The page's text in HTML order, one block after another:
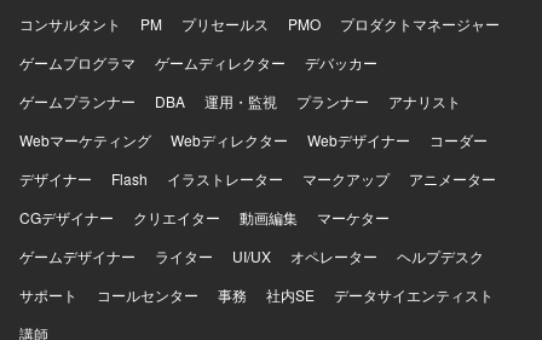
コンサルタント
PM プリセールス PMO
プロダクトマネージャー
ゲームプログラマ
ゲームディレクター
デバッカー
ゲームプランナー
DBA 運用・監視 プランナー
アナリスト
Webマーケティング
Webディレクター Webデザイナー
コーダー
デザイナー
Flash イラストレーター マークアップ
アニメーター
CGデザイナー
クリエイター 動画編集
マーケター
ゲームデザイナー
ライター UI/UX オペレーター
ヘルプデスク
サポート
コールセンター 事務 社内SE
データサイエンティスト
講師